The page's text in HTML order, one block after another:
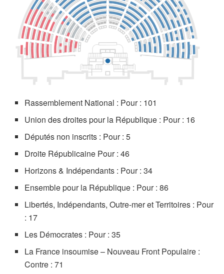
Rassemblement National : Pour : 101
Union des droites pour la République : Pour : 16
Députés non inscrits : Pour : 5
Droite Républicaine Pour : 46
Horizons & Indépendants : Pour : 34
Ensemble pour la République : Pour : 86
Libertés, Indépendants, Outre-mer et Territoires : Pour
: 17
Les Démocrates : Pour : 35
La France insoumise – Nouveau Front Populaire :
Contre : 71